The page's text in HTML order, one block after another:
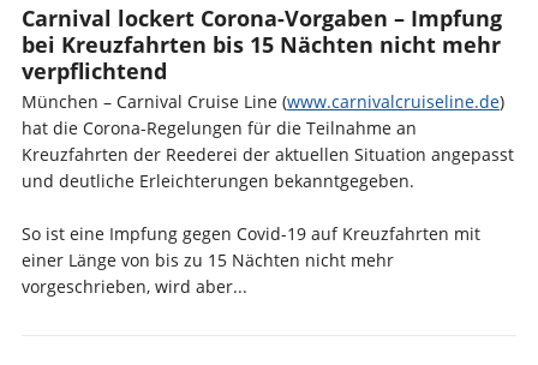
Carnival lockert Corona-Vorgaben – Impfung
bei Kreuzfahrten bis 15 Nächten nicht mehr
verpflichtend
München – Carnival Cruise Line (www.carnivalcruiseline.de)
hat die Corona-Regelungen für die Teilnahme an
Kreuzfahrten der Reederei der aktuellen Situation angepasst
und deutliche Erleichterungen bekanntgegeben.
So ist eine Impfung gegen Covid-19 auf Kreuzfahrten mit
einer Länge von bis zu 15 Nächten nicht mehr
vorgeschrieben, wird aber...